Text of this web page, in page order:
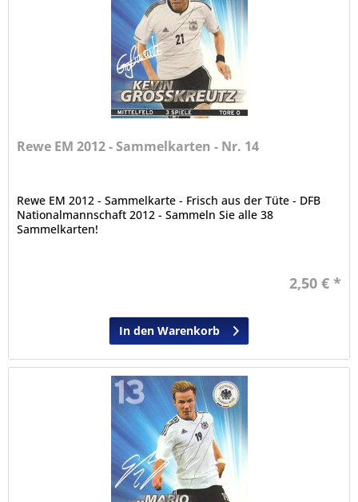
Rewe EM 2012 - Sammelkarten - Nr. 14
Rewe EM 2012 - Sammelkarte - Frisch aus der Tüte - DFB
Nationalmannschaft 2012 - Sammeln Sie alle 38
Sammelkarten!
2,50 € *
In den Warenkorb